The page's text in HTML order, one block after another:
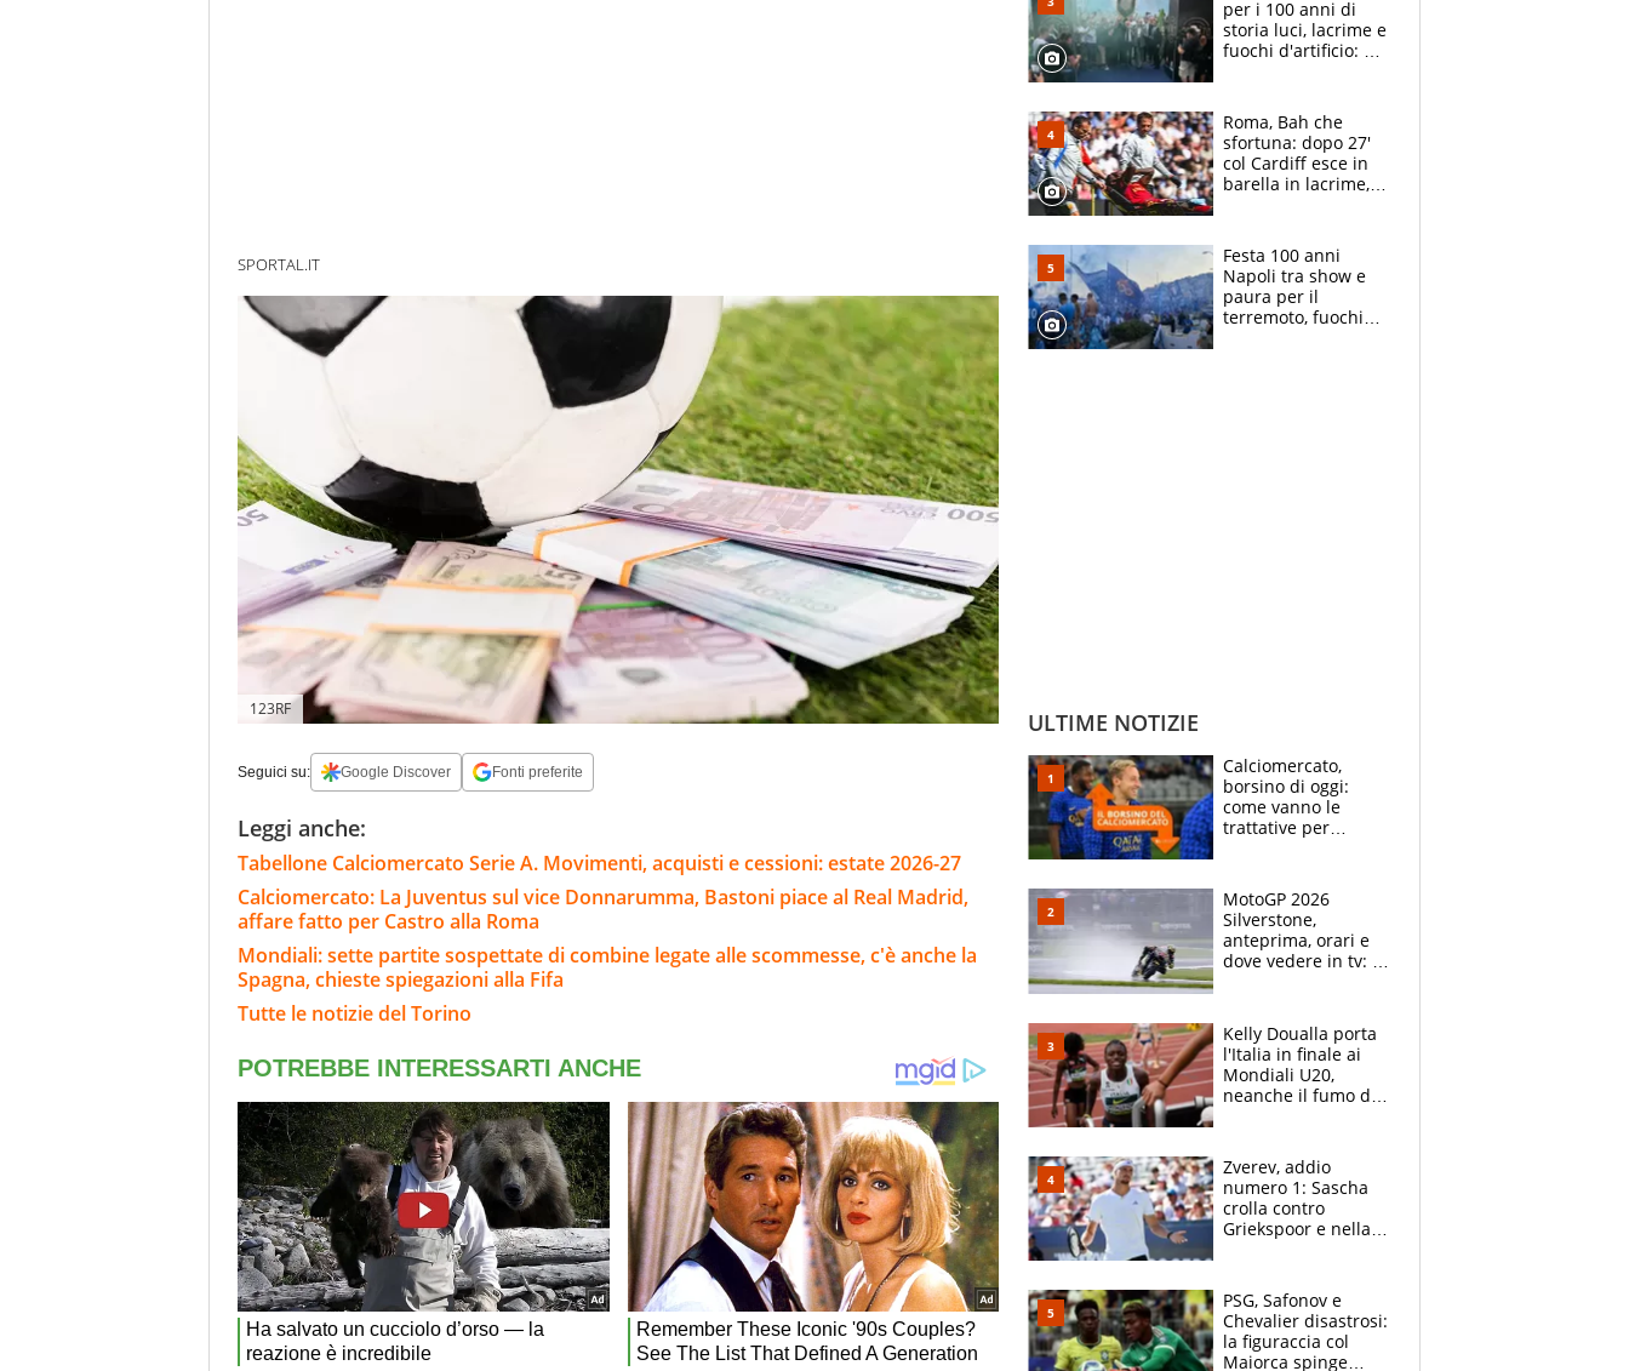
SPORTAL.IT
123RF
Seguici su: Google Discover Fonti preferite
Leggi anche:
Tabellone Calciomercato Serie A. Movimenti, acquisti e cessioni: estate 2026-27
Calciomercato: La Juventus sul vice Donnarumma, Bastoni piace al Real Madrid,
affare fatto per Castro alla Roma
Mondiali: sette partite sospettate di combine legate alle scommesse, c'è anche la
Spagna, chieste spiegazioni alla Fifa
Tutte le notizie del Torino
per i 100 anni di
storia luci, lacrime e
fuochi d'artificio: De
Roma, Bah che
sfortuna: dopo 27'
col Cardiff esce in
barella in lacrime,
prendono 3 gol in
45'
Festa 100 anni
Napoli tra show e
paura per il
terremoto, fuochi
ULTIME NOTIZIE
Calciomercato,
borsino di oggi:
come vanno le
trattative per
e Nusa
MotoGP 2026
Silverstone,
anteprima, orari e
dove vedere in tv: il
apertissimo
Kelly Doualla porta
l'Italia in finale ai
Mondiali U20,
neanche il fumo di
Zverev, addio
numero 1: Sascha
crolla contro
Griekspoor e nella
terzo. Quanti malori
a Montreal
PSG, Safonov e
Chevalier disastrosi:
la figuraccia col
Maiorca spinge